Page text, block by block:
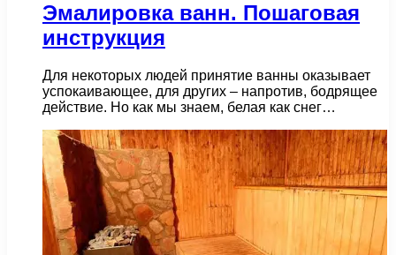
Эмалировка ванн. Пошаговая
инструкция
Для некоторых людей принятие ванны оказывает
успокаивающее, для других – напротив, бодрящее
действие. Но как мы знаем, белая как снег…